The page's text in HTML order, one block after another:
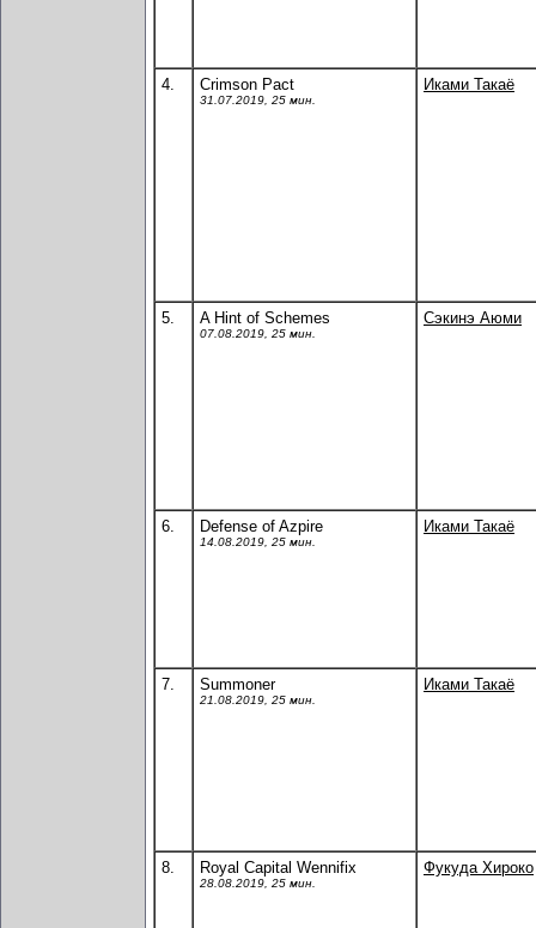
4. Crimson Pact
31.07.2019, 25 мин.
Иками Такаё
5. A Hint of Schemes
07.08.2019, 25 мин.
Сэкинэ Аюми
6. Defense of Azpire
14.08.2019, 25 мин.
Иками Такаё
7. Summoner
21.08.2019, 25 мин.
Иками Такаё
8. Royal Capital Wennifix
28.08.2019, 25 мин.
Фукуда Хироко